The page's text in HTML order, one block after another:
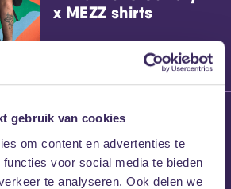
gebruik van cookies
om content en advertenties te
voor social media te bieden
te analyseren. Ook delen we
x MEZZ shirts
27 maart 2026
Willem’s Blog:
Frans Kalf